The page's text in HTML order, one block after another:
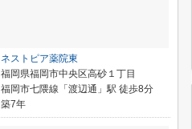
ネストピア薬院東
福岡県福岡市中央区高砂１丁目
福岡市七隈線「渡辺通」駅 徒歩8分
築7年